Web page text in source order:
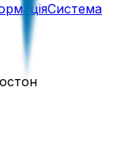
Система